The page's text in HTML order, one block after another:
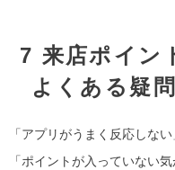
7 来店ポイン
よくある疑
「アプリがうまく反応しない
「ポイントが入っていない